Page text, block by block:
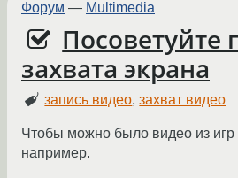
Форум — Multimedia
Посоветуйте
захвата экрана
запись видео,захват видео
Чтобы можно было видео из игр
например.